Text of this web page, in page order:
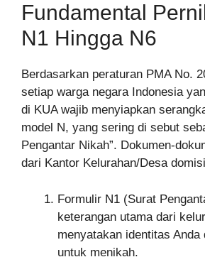
Fundamental
N1 Hingga N6
Berdasarkan peraturan PMA No.
setiap warga negara Indonesia
di KUA wajib menyiapkan
model N, yang sering di sebut
Pengantar Nikah”. Dokumen-
dari Kantor Kelurahan/Desa
Formulir N1 (Surat
keterangan utama dari
menyatakan identitas Anda
untuk menikah.